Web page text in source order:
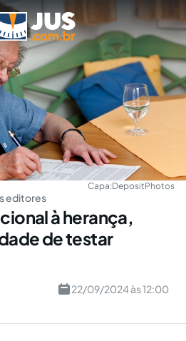
Capa:DepositPhotos
editores
à herança,
de testar
22/09/2024 às 12:00